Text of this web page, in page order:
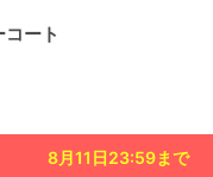
ート
8月11日23:59まで